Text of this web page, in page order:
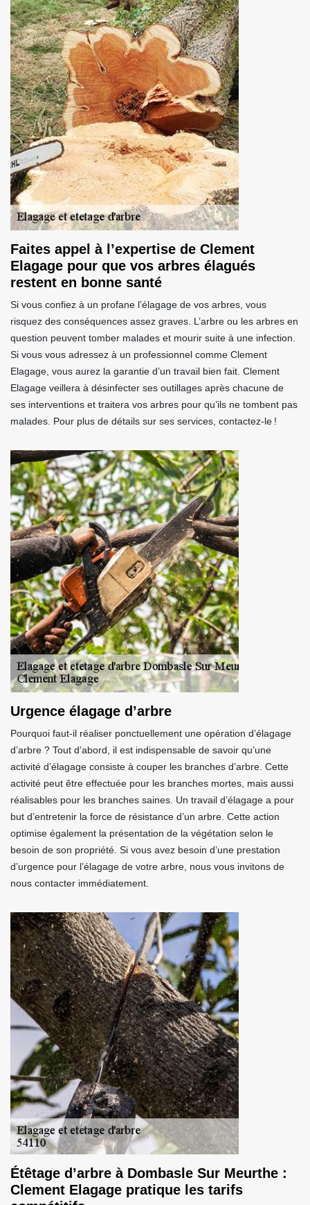
Faites appel à l’expertise de Clement
Elagage pour que vos arbres élagués
restent en bonne santé
Si vous confiez à un profane l’élagage de vos arbres, vous
risquez des conséquences assez graves. L’arbre ou les arbres en
question peuvent tomber malades et mourir suite à une infection.
Si vous vous adressez à un professionnel comme Clement
Elagage, vous aurez la garantie d’un travail bien fait. Clement
Elagage veillera à désinfecter ses outillages après chacune de
ses interventions et traitera vos arbres pour qu’ils ne tombent pas
malades. Pour plus de détails sur ses services, contactez-le !
Urgence élagage d’arbre
Pourquoi faut-il réaliser ponctuellement une opération d’élagage
d’arbre ? Tout d’abord, il est indispensable de savoir qu’une
activité d’élagage consiste à couper les branches d’arbre. Cette
activité peut être effectuée pour les branches mortes, mais aussi
réalisables pour les branches saines. Un travail d’élagage a pour
but d’entretenir la force de résistance d’un arbre. Cette action
optimise également la présentation de la végétation selon le
besoin de son propriété. Si vous avez besoin d’une prestation
d’urgence pour l’élagage de votre arbre, nous vous invitons de
nous contacter immédiatement.
Étêtage d’arbre à Dombasle Sur Meurthe :
Clement Elagage pratique les tarifs